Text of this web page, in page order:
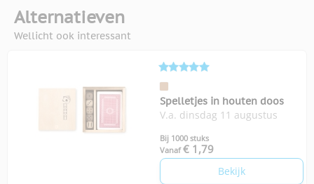
Alternatieven
Wellicht ook interessant
Spelletjes in houten doos
V.a. dinsdag 11 augustus
Bij 1000 stuks
Vanaf € 1,79
Bekijk